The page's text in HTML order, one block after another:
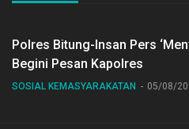
Polres Bitung-Insan Pers
Begini Pesan Kapolres
SOSIAL KEMASYARAKATAN 05/08/